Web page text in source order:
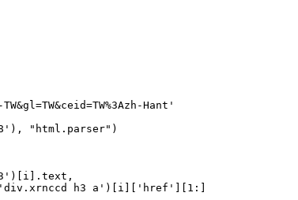
Hant'
), "html.parser" )
)[i].text,
'div.xrnccd h3 a' )[i][ 'href' 1 :]